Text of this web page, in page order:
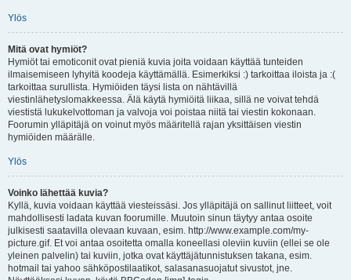
Ylös
Mitä ovat hymiöt?
Hymiöt tai emoticonit ovat pieniä kuvia joita voidaan käyttää tunteiden
ilmaisemiseen lyhyitä koodeja käyttämällä. Esimerkiksi :) tarkoittaa iloista ja :(
tarkoittaa surullista. Hymiöiden täysi lista on nähtävillä
viestinlähetyslomakkeessa. Älä käytä hymiöitä liikaa, sillä ne voivat tehdä
viestistä lukukelvottoman ja valvoja voi poistaa niitä tai viestin kokonaan.
Foorumin ylläpitäjä on voinut myös määritellä rajan yksittäisen viestin
hymiöiden määrälle.
Ylös
Voinko lähettää kuvia?
Kyllä, kuvia voidaan käyttää viesteissäsi. Jos ylläpitäjä on sallinut liitteet, voit
mahdollisesti ladata kuvan foorumille. Muutoin sinun täytyy antaa osoite
julkisesti saatavilla olevaan kuvaan, esim. http://www.example.com/my-
picture.gif. Et voi antaa osoitetta omalla koneellasi oleviin kuviin (ellei se ole
yleinen palvelin) tai kuviin, jotka ovat käyttäjätunnistuksen takana, esim.
hotmail tai yahoo sähköpostilaatikot, salasanasuojatut sivustot, jne.